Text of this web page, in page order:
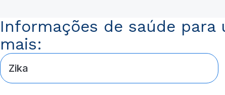
Informações de saúde para
mais:
Zika